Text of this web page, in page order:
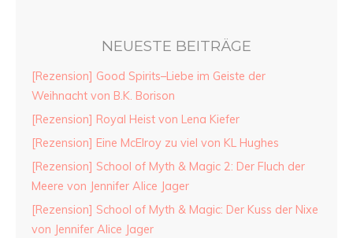
NEUESTE BEITRÄGE
[Rezension] Good Spirits–Liebe im Geiste der
Weihnacht von B.K. Borison
[Rezension] Royal Heist von Lena Kiefer
[Rezension] Eine McElroy zu viel von KL Hughes
[Rezension] School of Myth & Magic 2: Der Fluch der
Meere von Jennifer Alice Jager
[Rezension] School of Myth & Magic: Der Kuss der Nixe
von Jennifer Alice Jager